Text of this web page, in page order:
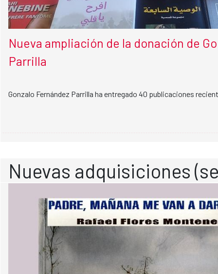
Nueva ampliación de la donación de
Parrilla
Gonzalo Fernández Parrilla ha entregado 40 publicaciones
Nuevas adquisiciones